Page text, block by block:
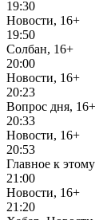
19:30
Новости, 16+
19:50
Солбан, 16+
20:00
Новости, 16+
20:23
Вопрос дня, 16+
20:33
Новости, 16+
20:53
Главное к
21:00
Новости, 16+
21:20